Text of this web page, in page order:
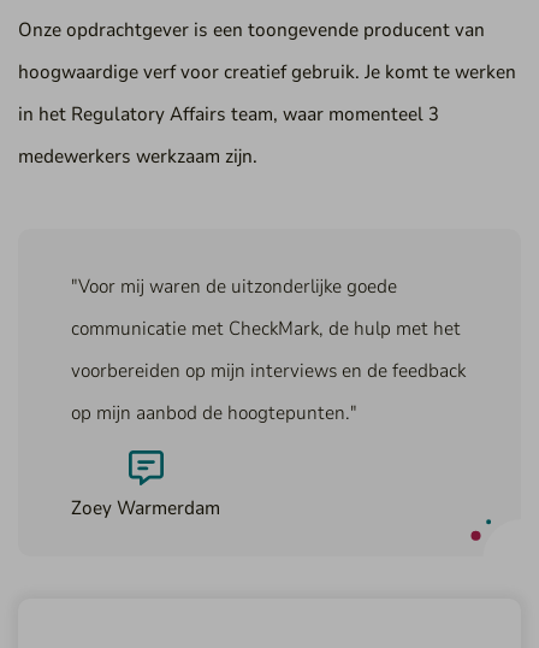
Onze opdrachtgever is een toongevende producent van
hoogwaardige verf voor creatief gebruik. Je komt te werken
in het Regulatory Affairs team, waar momenteel 3
medewerkers werkzaam zijn.
Zoey Warmerdam
"Voor mij waren de uitzonderlijke goede
communicatie met CheckMark, de hulp met het
voorbereiden op mijn interviews en de feedback
op mijn aanbod de hoogtepunten."